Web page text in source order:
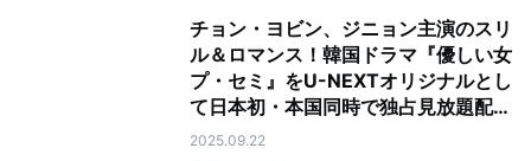
チョン・ヨビン、ジニョン主演のスリ
ル＆ロマンス！韓国ドラマ『優しい女
プ・セミ』をU-NEXTオリジナルとし
て日本初・本国同時で独占見放題配信
決定！
2025.09.22